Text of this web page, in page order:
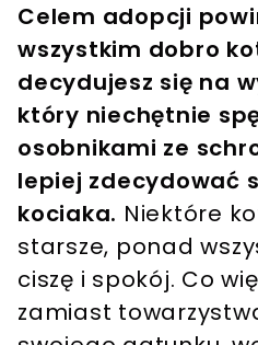
Celem adopcji
wszystkim dobro
decydujesz się na
który niechętnie
osobnikami ze
lepiej zdecydować
kociaka. Niektóre
starsze, ponad
ciszę i spokój. Co
zamiast